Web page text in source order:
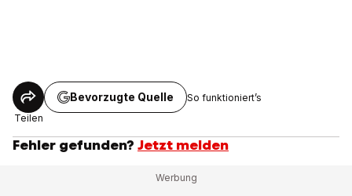
Teilen
Bevorzugte Quelle So funktioniert’s
Fehler gefunden? Jetzt melden